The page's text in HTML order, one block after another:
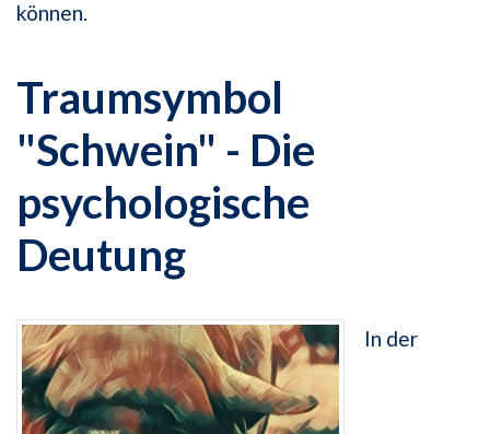
können.
Traumsymbol
"Schwein" - Die
psychologische
Deutung
In der